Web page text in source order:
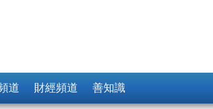
道 財經頻道 善知識